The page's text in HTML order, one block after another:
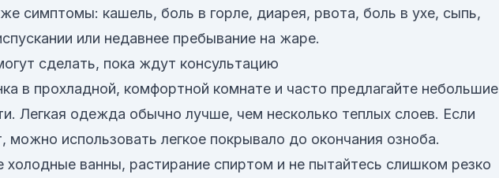
симптомы: кашель, боль в горле, диарея, рвота, боль в ухе, сыпь,
или недавнее пребывание на жаре.
сделать, пока ждут консультацию
в прохладной, комфортной комнате и часто предлагайте небольшие
Легкая одежда обычно лучше, чем несколько теплых слоев. Если
можно использовать легкое покрывало до окончания озноба.
холодные ванны, растирание спиртом и не пытайтесь слишком резко